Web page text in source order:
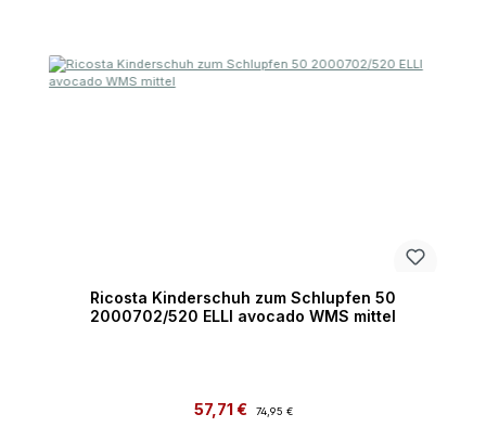
Ricosta Kinderschuh zum Schlupfen 50
2000702/520 ELLI avocado WMS mittel
Verkaufspreis:
57,71 €
74,95 €